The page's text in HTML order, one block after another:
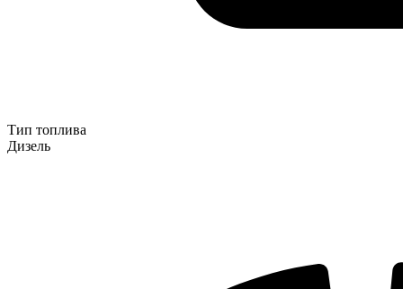
Тип топлива
Дизель